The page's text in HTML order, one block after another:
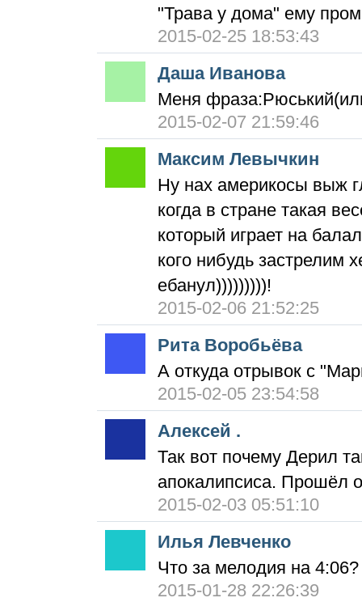
"Трава у дома" ему
2015-02-25 18:53:43
Даша Иванова
Меня
2015-02-07 21:59:46
Максим Левычкин
Ну нах америкосы выж
когда в стране такая
который играет на
кого нибудь застрелим
ебанул)))))))))!
2015-02-06 21:52:25
Рита Воробьёва
А откуда отрывок с
2015-02-05 23:54:58
Алексей .
Так вот почему Дерил
апокалипсиса. Прошёл
2015-02-03 05:51:10
Илья Левченко
Что за мелодия на 4:06?
2015-01-28 22:26:39